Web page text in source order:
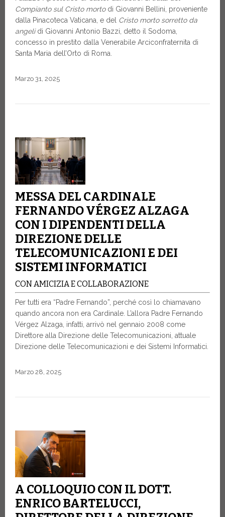
Compianto sul Cristo mortodi Giovanni Bellini, proveniente
dalla Pinacoteca Vaticana, e del Cristo morto sorretto da
angelidi Giovanni Antonio Bazzi, detto il Sodoma,
concesso in prestito dalla Venerabile Arciconfraternita di
Santa Maria dell’Orto di Roma.
Marzo 31, 2025
MESSA DEL CARDINALE
FERNANDO VÉRGEZ ALZAGA
CON I DIPENDENTI DELLA
DIREZIONE DELLE
TELECOMUNICAZIONI E DEI
SISTEMI INFORMATICI
CON AMICIZIA E COLLABORAZIONE
Per tutti era “Padre Fernando”, perché così lo chiamavano
quando ancora non era Cardinale. L’allora Padre Fernando
Vérgez Alzaga, infatti, arrivò nel gennaio 2008 come
Direttore alla Direzione delle Telecomunicazioni, attuale
Direzione delle Telecomunicazioni e dei Sistemi Informatici.
Marzo 28, 2025
A COLLOQUIO CON IL DOTT.
ENRICO BARTELUCCI,